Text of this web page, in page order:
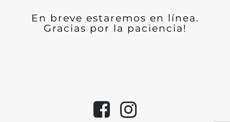
En breve estaremos en línea.
Gracias por la paciencia!